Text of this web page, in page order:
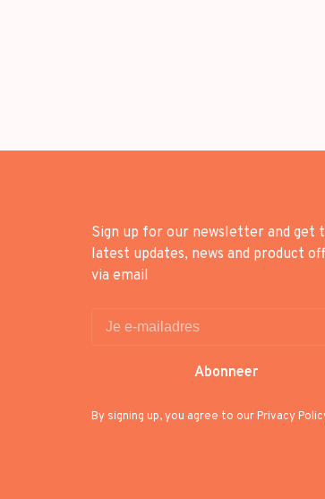
Sign up for our newsletter and get
latest updates, news and product
via email
Abonneer
By signing up, you agree to our Privacy